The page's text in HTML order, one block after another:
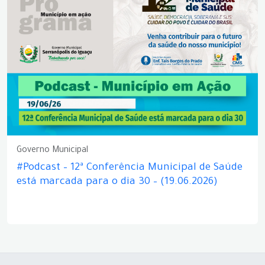
Governo Municipal
#Podcast – 12ª Conferência Municipal de Saúde
está marcada para o dia 30 – (19.06.2026)